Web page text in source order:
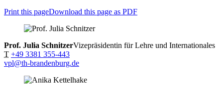
Print this pageDownload this page as PDF
Prof. Julia SchnitzerVizepräsidentin für Lehre und Internationales
T +49 3381 355-443
vpl@th-brandenburg.de